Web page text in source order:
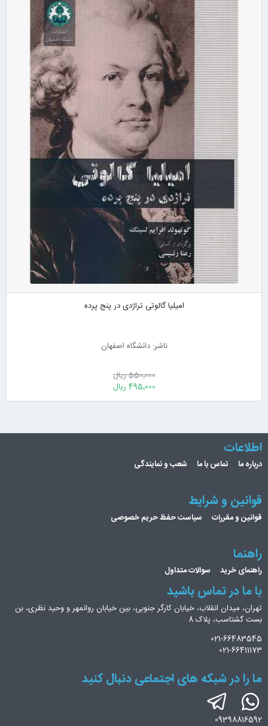
امیلیا گالوتی تراژدی در پنج پرده
ناشر: دانشگاه اصفهان
550٬000 ریال
495٬000 ریال
اطلاعات
درباره ما تماس با ما شعب و نمایندگی
قوانین و شرایط
قوانین و مقررات سیاست حفظ حریم خصوصی
راهنما
راهنمای خرید سوالات متداول
با ما در تماس باشید
تهران، میدان انقلاب، خیابان کارگر جنوبی، بین خیابان روانمهر و وحید نظری، بن
بست گشتاسب، پلاک 8
021-66483545
021-66411173
ما را در شبکه های اجتماعی دنبال کنید
09398816592